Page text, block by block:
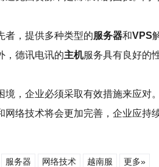
者，提供多种类型的服务器和VPS
，德讯电讯的主机服务具有良好的
境，企业必须采取有效措施来应对
网络技术将会更加完善，企业应持
服务器 网络技术 越南服 更多»